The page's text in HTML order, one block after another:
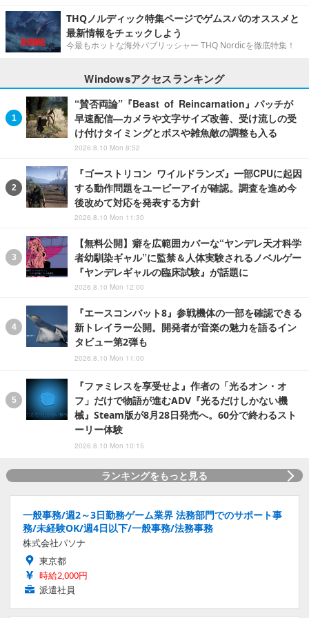
THQノルディック特集ページでゲムスパのオススメと
最新情報をチェックしよう
今最もホットな海外パブリッシャー THQ Nordicを徹底特集！
Windowsアクセスランキング
“賛否両論”『Beast of Reincarnation』パッチが
早速配信―カメラや文字サイズ改善、受け流しの受
け付けタイミングとボスや雑魚敵の調整も入る
2026.8.10 Mon 8:52
『ゴーストリコン ワイルドランズ』一部CPUに起因
する動作問題をユービーアイが確認。調査を進め今
後改めて対応を発表する方針
2026.8.10 Mon 11:30
【無料公開】癖を広範囲カバーな“ヤンデレ天才科学
者幼馴染ギャル”に監禁＆人体実験されるノベルゲー
『ヤンデレギャルの臨床試験』が話題に
2026.8.10 Mon 12:00
『エースコンバット8』参戦機体の一部を確認できる
新トレイラー公開。開発者が音楽の魅力を語るイン
タビュー第2弾も
2026.8.10 Mon 11:00
『ファミレスを享受せよ』作者の「光るオン・オ
フ」だけで物語が進むADV『光るだけしかない機
械』Steam版が8月28日発売へ。60分で終わるスト
ーリー体験
2026.8.10 Mon 10:15
ランキングをもっと見る
一般事務/週2～3日勤務ゲーム業界 法務部門でのサポート事
務/未経験OK/週4日以下/一般事務/法務事務
株式会社パソナ
東京都
時給2,000円
派遣社員